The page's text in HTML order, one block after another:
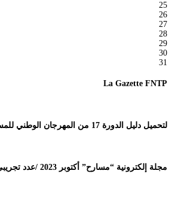
25
26
27
28
29
30
31
La Gazette FNTP
لتحميل دليل الدورة 17 من المهرجان الوطني للمسرح المحترف
مجلة إلكترونية “مسارح” أكتوبر 2023 /عدد تجريبي